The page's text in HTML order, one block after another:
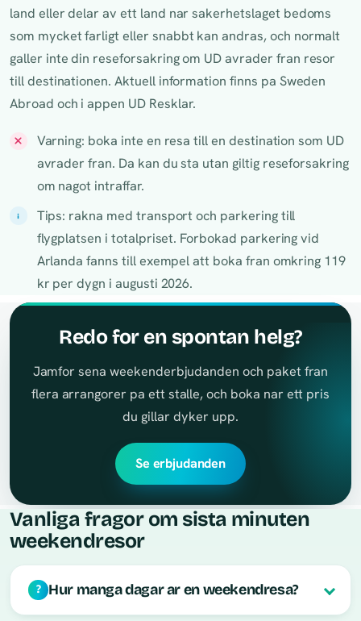
land eller delar av ett land nar sakerhetslaget bedoms
som mycket farligt eller snabbt kan andras, och normalt
galler inte din reseforsakring om UD avrader fran resor
till destinationen. Aktuell information finns pa Sweden
Abroad och i appen UD Resklar.
Varning: boka inte en resa till en destination som UD
avrader fran. Da kan du sta utan giltig reseforsakring
om nagot intraffar.
Tips: rakna med transport och parkering till
flygplatsen i totalpriset. Forbokad parkering vid
Arlanda fanns till exempel att boka fran omkring 119
kr per dygn i augusti 2026.
Redo for en spontan helg?
Jamfor sena weekenderbjudanden och paket fran
flera arrangorer pa ett stalle, och boka nar ett pris
du gillar dyker upp.
Se erbjudanden
Vanliga fragor om sista minuten
weekendresor
Hur manga dagar ar en weekendresa?